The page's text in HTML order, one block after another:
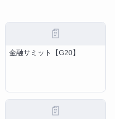
📄
金融サミット【G20】
📄